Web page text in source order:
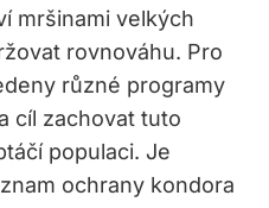
mršinami velkých
rovnováhu. Pro
různé programy
cíl zachovat tuto
populaci. Je
ochrany kondora